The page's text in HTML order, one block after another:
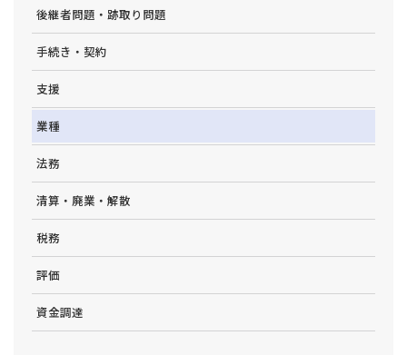
後継者問題・跡取り問題
手続き・契約
支援
業種
法務
清算・廃業・解散
税務
評価
資金調達